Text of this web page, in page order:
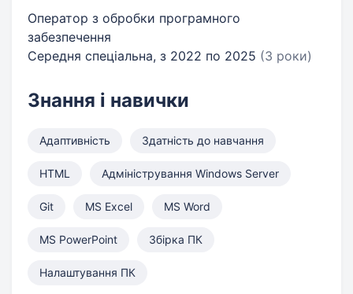
Оператор з обробки програмного
забезпечення
Середня спеціальна, з 2022 по 2025 (3 роки)
Знання і навички
Адаптивність Здатність до навчання
HTML Адміністрування Windows Server
Git MS Excel MS Word
MS PowerPoint Збірка ПК
Налаштування ПК